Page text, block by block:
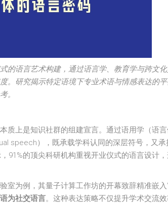
的语言艺术构建，通过语言学、教育学与跨文
。研究揭示特定语境下专业术语与情感表达的
。
本质上是知识社群的组建宣言。通过语用学（语
speech），既承载学科认同的深层符号，又
91%的顶尖科研机构重视开业仪式的语言设计
室为例，其量子计算工作坊的开幕致辞精准嵌入
为社交语言。这种表达策略不仅提升学术交流